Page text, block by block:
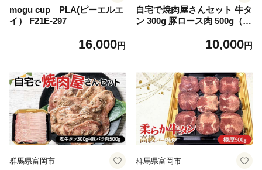
mogu cup PLA(ピーエルエ
イ） F21E-297
16,000円
自宅で焼肉屋さんセット 牛タ
ン 300g 豚ロース肉 500g（塩
ンプ 味付き 冷凍焼肉 牛たん
10,000円
群馬県富岡市 群馬県富岡市